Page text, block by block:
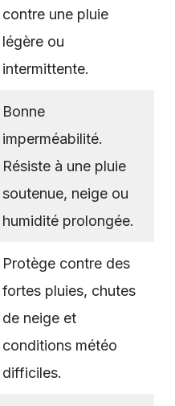
contre une pluie
légère ou
intermittente.
Bonne
imperméabilité.
Résiste à une pluie
soutenue, neige ou
humidité prolongée.
Protège contre des
fortes pluies, chutes
de neige et
conditions météo
difficiles.